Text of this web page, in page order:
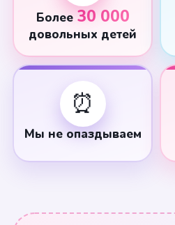
Более30 000
довольных детей
⏰
Мы не опаздываем